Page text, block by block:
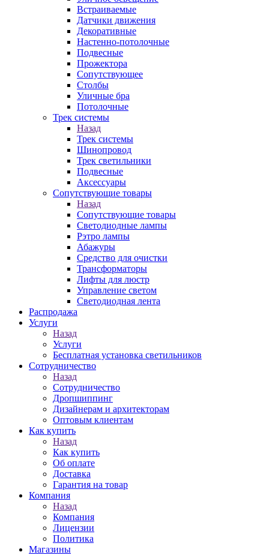
Встраиваемые
Датчики движения
Декоративные
Настенно-потолочные
Подвесные
Прожектора
Сопутствующее
Столбы
Уличные бра
Потолочные
Трек системы
Назад
Трек системы
Шинопровод
Трек светильники
Подвесные
Аксессуары
Сопутствующие товары
Назад
Сопутствующие товары
Светодиодные лампы
Рэтро лампы
Абажуры
Средство для очистки
Трансформаторы
Лифты для люстр
Управление светом
Светодиодная лента
Распродажа
Услуги
Назад
Услуги
Бесплатная установка светильников
Сотрудничество
Назад
Сотрудничество
Дропшиппинг
Дизайнерам и архитекторам
Оптовым клиентам
Как купить
Назад
Как купить
Об оплате
Доставка
Гарантия на товар
Компания
Назад
Компания
Лицензии
Политика
Магазины